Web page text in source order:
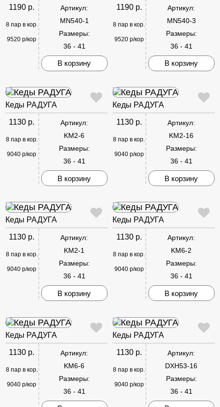
1190 р.
8 пар в кор.
9520 р/кор
Артикул:
MN540-1
Размеры:
36 - 41
В корзину
1190 р.
8 пар в кор.
9520 р/кор
Артикул:
MN540-3
Размеры:
36 - 41
В корзину
Кеды РАДУГА
1130 р.
8 пар в кор.
9040 р/кор
Артикул:
KM2-6
Размеры:
36 - 41
В корзину
Кеды РАДУГА
1130 р.
8 пар в кор.
9040 р/кор
Артикул:
KM2-16
Размеры:
36 - 41
В корзину
Кеды РАДУГА
1130 р.
8 пар в кор.
9040 р/кор
Артикул:
KM2-1
Размеры:
36 - 41
В корзину
Кеды РАДУГА
1130 р.
8 пар в кор.
9040 р/кор
Артикул:
KM6-2
Размеры:
36 - 41
В корзину
Кеды РАДУГА
1130 р.
8 пар в кор.
9040 р/кор
Артикул:
KM6-6
Размеры:
36 - 41
Кеды РАДУГА
1130 р.
8 пар в кор.
9040 р/кор
Артикул:
DXH53-16
Размеры:
36 - 41